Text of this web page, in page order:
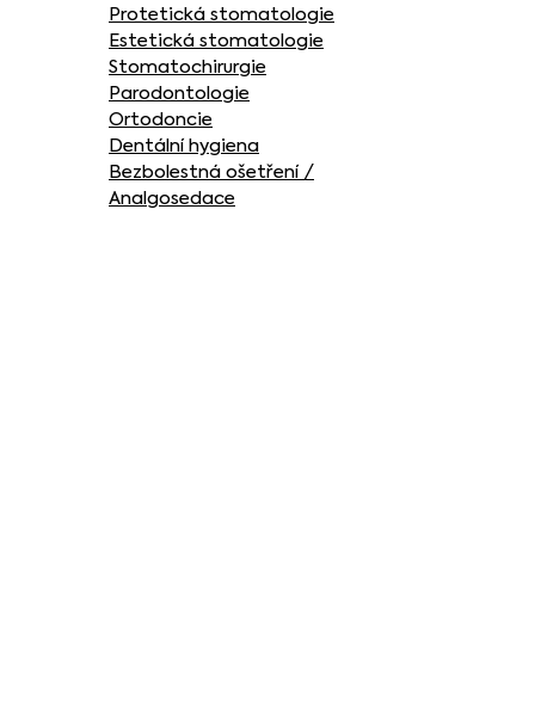
Protetická stomatologie
Estetická stomatologie
Stomatochirurgie
Parodontologie
Ortodoncie
Dentální hygiena
Bezbolestná ošetření /
Analgosedace